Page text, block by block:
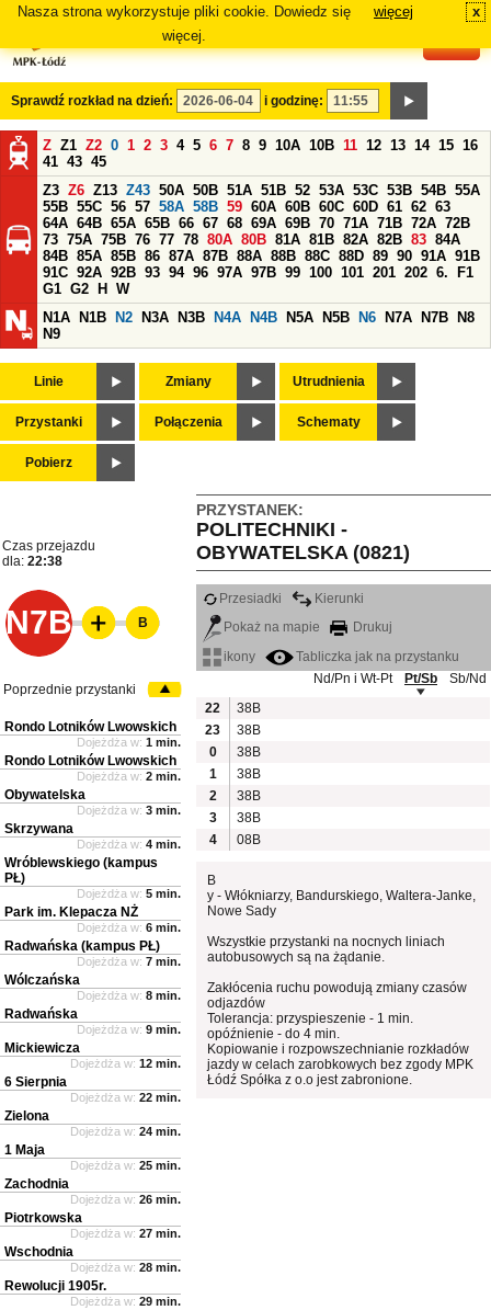
Nasza strona wykorzystuje pliki cookie. Dowiedz się
więcej.
więcej x
Sprawdź rozkład na dzień: i godzinę:
Z Z1 Z2 0 1 2 3 4 5 6 7 8 9 10A 10B 11 12 13 14 15 16
41 43 45
Z3 Z6 Z13 Z43 50A 50B 51A 51B 52 53A 53C 53B 54B 55A
55B 55C 56 57 58A 58B 59 60A 60B 60C 60D 61 62 63
64A 64B 65A 65B 66 67 68 69A 69B 70 71A 71B 72A 72B
73 75A 75B 76 77 78 80A 80B 81A 81B 82A 82B 83 84A
84B 85A 85B 86 87A 87B 88A 88B 88C 88D 89 90 91A 91B
91C 92A 92B 93 94 96 97A 97B 99 100 101 201 202 6.
F1
G1 G2 H
W
N1A
N1B N2 N3A N3B N4A N4B N5A N5B N6 N7A N7B
N8
N9
Linie Zmiany Utrudnienia
Przystanki Połączenia Schematy
Pobierz
PRZYSTANEK:
POLITECHNIKI -
OBYWATELSKA (0821)
Czas przejazdu
dla: 22:38
N7B
Przesiadki
Kierunki
Pokaż na mapie
Drukuj
ikony
Tabliczka jak na przystanku
Nd/Pn i Wt-Pt
Pt/Sb
Sb/Nd
22
38B
23
38B
0
38B
1
38B
2
38B
3
38B
4
08B
B
y - Włókniarzy, Bandurskiego, Waltera-Janke,
Nowe Sady
Wszystkie przystanki na nocnych liniach
autobusowych są na żądanie.
Zakłócenia ruchu powodują zmiany czasów
odjazdów
Tolerancja: przyspieszenie - 1 min.
opóźnienie - do 4 min.
Kopiowanie i rozpowszechnianie rozkładów
jazdy w celach zarobkowych bez zgody MPK
Łódź Spółka z o.o jest zabronione.
B
Poprzednie przystanki
Rondo Lotników Lwowskich
Dojeżdża w: 1 min.
Rondo Lotników Lwowskich
Dojeżdża w: 2 min.
Obywatelska
Dojeżdża w: 3 min.
Skrzywana
Dojeżdża w: 4 min.
Wróblewskiego (kampus
PŁ)
Dojeżdża w: 5 min.
Park im. Klepacza NŻ
Dojeżdża w: 6 min.
Radwańska (kampus PŁ)
Dojeżdża w: 7 min.
Wólczańska
Dojeżdża w: 8 min.
Radwańska
Dojeżdża w: 9 min.
Mickiewicza
Dojeżdża w: 12 min.
6 Sierpnia
Dojeżdża w: 22 min.
Zielona
Dojeżdża w: 24 min.
1 Maja
Dojeżdża w: 25 min.
Zachodnia
Dojeżdża w: 26 min.
Piotrkowska
Dojeżdża w: 27 min.
Wschodnia
Dojeżdża w: 28 min.
Rewolucji 1905r.
Dojeżdża w: 29 min.